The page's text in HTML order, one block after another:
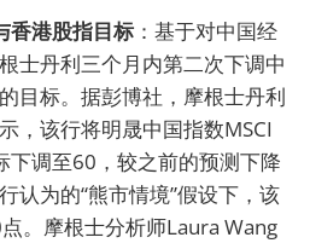
香港股指目标 ：基于对中国经
士丹利三个月内第二次下调中
目标。据彭博社，摩根士丹利
，该行将明晟中国指数MSCI
下调至60，较之前的预测下降
认为的“熊市情境”假设下，该
。摩根士分析师Laura Wang